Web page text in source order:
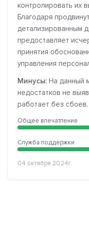
контролировать их
Благодаря
детализированным
предоставляет
принятия
управления
Минусы: На данный
недостатков не
работает без сбоев.
Общее впечатление
Служба поддержки
04 октября 2024г.